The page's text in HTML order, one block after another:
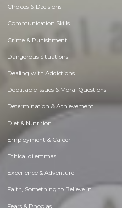
Choices & Decisions
Communication Skills
Crime & Punishment
Dangerous Situations
Dealing with Addictions
Debatable Issues & Moral Questions
Determination & Achievement
Diet & Nutrition
Employment & Career
Ethical dilemmas
Experience & Adventure
Faith, Something to Believe in
Fears & Phobias